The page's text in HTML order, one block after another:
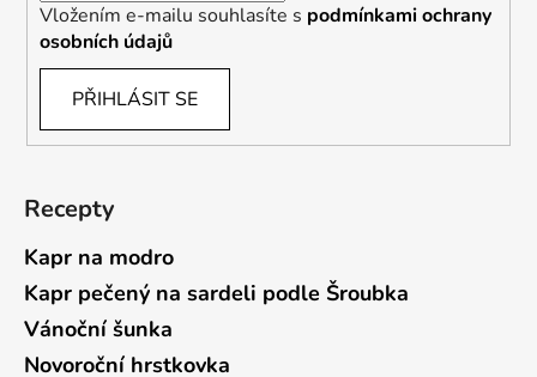
Vložením e-mailu souhlasíte s podmínkami ochrany
osobních údajů
PŘIHLÁSIT SE
Recepty
Kapr na modro
Kapr pečený na sardeli podle Šroubka
Vánoční šunka
Novoroční hrstkovka